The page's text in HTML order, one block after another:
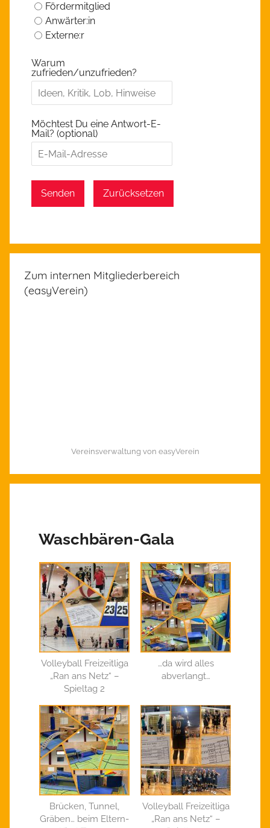
Fördermitglied
Anwärter:in
Externe:r
Warum
zufrieden/unzufrieden?
Möchtest Du eine Antwort-E-
Mail? (optional)
Senden Zurücksetzen
Zum internen Mitgliederbereich
(easyVerein)
Vereinsverwaltung von easyVerein
Waschbären-Gala
Volleyball Freizeitliga
„Ran ans Netz“ –
Spieltag 2
…da wird alles
abverlangt…
Brücken, Tunnel,
Gräben… beim Eltern-
Volleyball Freizeitliga
„Ran ans Netz“ –